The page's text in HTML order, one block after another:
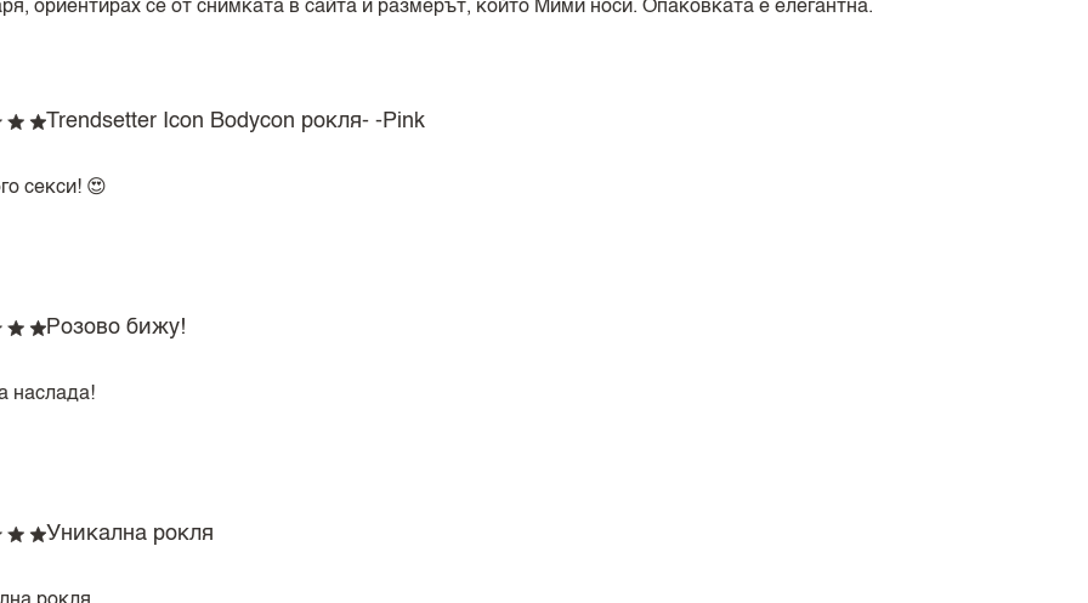
ориентирах се от снимката в сайта и размерът, който Мими носи. Опаковката е елегантна.
Trendsetter Icon Bodycon рокля- -Pink
секси! 😍
Розово бижу!
наслада!
Уникална рокля